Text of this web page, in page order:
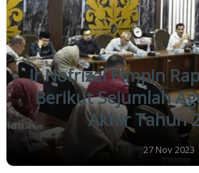
Ir Nofrizal Pimpin
Berikut Sejumlah
Akhir Tahun
27 Nov 2023